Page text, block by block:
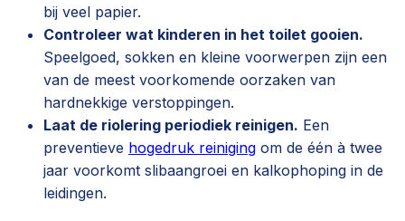
bij veel papier.
Controleer wat kinderen in het toilet gooien.
Speelgoed, sokken en kleine voorwerpen zijn een
van de meest voorkomende oorzaken van
hardnekkige verstoppingen.
Laat de riolering periodiek reinigen. Een
preventieve hogedruk reiniging om de één à twee
jaar voorkomt slibaangroei en kalkophoping in de
leidingen.